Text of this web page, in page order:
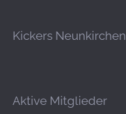
Kickers Neunkirchen
Aktive Mitglieder